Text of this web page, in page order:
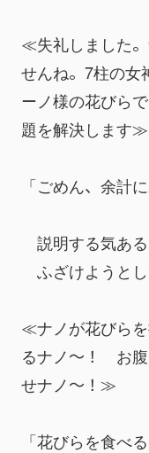
≪失礼しました
せんね。7柱の女
ーノ様の花びら
題を解決します≫
「ごめん、余計
説明する気ある
ふざけようと
≪ナノが花びら
るナノ～！　お
せナノ～！≫
「花びらを食べ